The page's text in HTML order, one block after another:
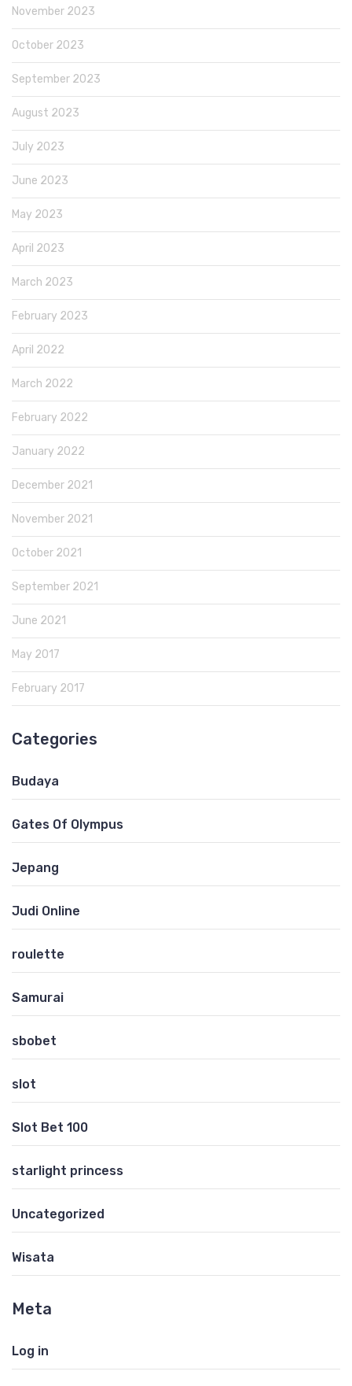
November 2023
October 2023
September 2023
August 2023
July 2023
June 2023
May 2023
April 2023
March 2023
February 2023
April 2022
March 2022
February 2022
January 2022
December 2021
November 2021
October 2021
September 2021
June 2021
May 2017
February 2017
Categories
Budaya
Gates Of Olympus
Jepang
Judi Online
roulette
Samurai
sbobet
slot
Slot Bet 100
starlight princess
Uncategorized
Wisata
Meta
Log in